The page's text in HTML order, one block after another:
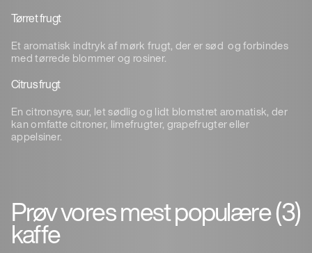
Tørret frugt
Et aromatisk indtryk af mørk frugt, der er sød og forbindes
med tørrede blommer og rosiner.
Citrus frugt
En citronsyre, sur, let sødlig og lidt blomstret aromatisk, der
kan omfatte citroner, limefrugter, grapefrugter eller
appelsiner.
Prøv vores mest populære
kaffe
(3)